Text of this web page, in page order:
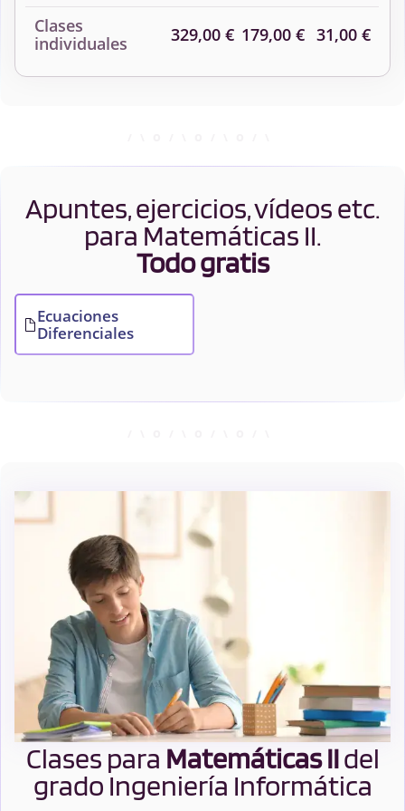
Clases
individuales
329,00 € 179,00 € 31,00 €
Apuntes, ejercicios, vídeos etc.
para Matemáticas II.
Todo gratis
Ecuaciones
Diferenciales
Clases para Matemáticas IIdel
grado Ingeniería Informática